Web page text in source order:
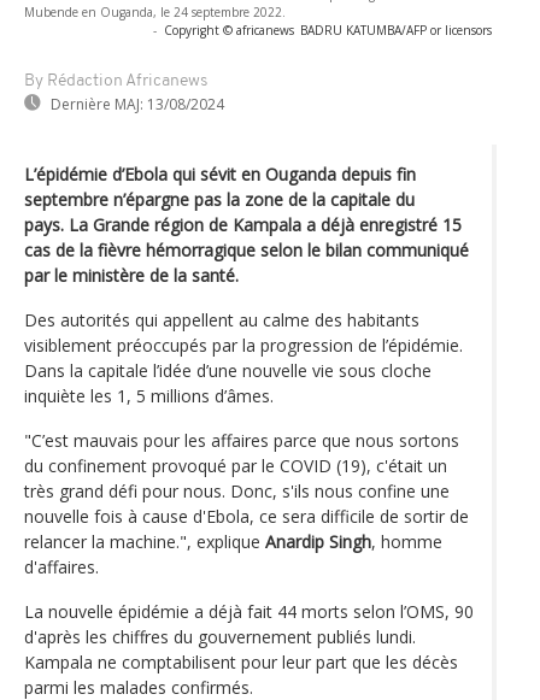
Mubende en Ouganda, le 24 septembre 2022.
- Copyright © africanews BADRU KATUMBA/AFP or licensors
By Rédaction Africanews
Dernière MAJ: 13/08/2024
L’épidémie d’Ebola qui sévit en Ouganda depuis fin
septembre n’épargne pas la zone de la capitale du
pays. La Grande région de Kampala a déjà enregistré 15
cas de la fièvre hémorragique selon le bilan communiqué
par le ministère de la santé.
Des autorités qui appellent au calme des habitants
visiblement préoccupés par la progression de l’épidémie.
Dans la capitale l’idée d’une nouvelle vie sous cloche
inquiète les 1, 5 millions d’âmes.
"C’est mauvais pour les affaires parce que nous sortons
du confinement provoqué par le COVID (19), c'était un
très grand défi pour nous. Donc, s'ils nous confine une
nouvelle fois à cause d'Ebola, ce sera difficile de sortir de
relancer la machine.", explique Anardip Singh, homme
d'affaires.
La nouvelle épidémie a déjà fait 44 morts selon l’OMS, 90
d'après les chiffres du gouvernement publiés lundi.
Kampala ne comptabilisent pour leur part que les décès
parmi les malades confirmés.